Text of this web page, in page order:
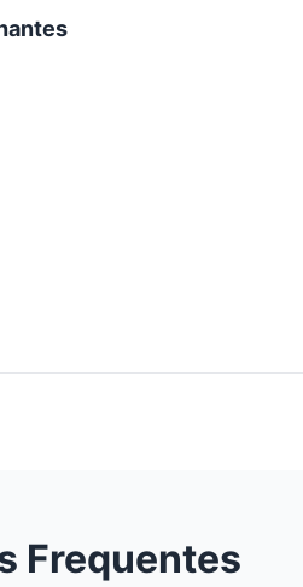
Frequentes